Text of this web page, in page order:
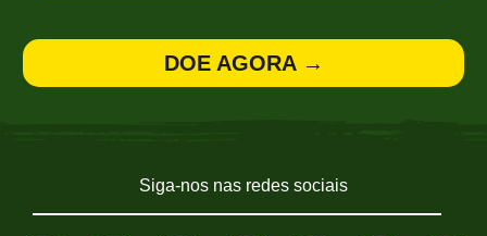
DOE AGORA →
Siga-nos nas redes sociais